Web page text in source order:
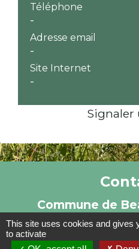
Téléphone
-
Adresse email
-
Site Internet
-
Signaler
Commune de
10 place
45630 Beaulieu-
This site uses cookies and gives
to activate